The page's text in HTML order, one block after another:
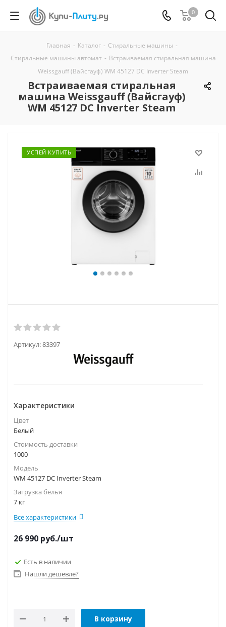
0
Главная - Каталог - Стиральные машины -
Стиральные машины автомат - Встраиваемая стиральная машина
Weissgauff (Вайсгауф) WM 45127 DC Inverter Steam
Встраиваемая стиральная
машина Weissgauff (Вайсгауф)
WM 45127 DC Inverter Steam
УСПЕЙ КУПИТЬ
Артикул:83397
Характеристики
Цвет
Белый
Стоимость доставки
1000
Модель
WM 45127 DC Inverter Steam
Загрузка белья
7 кг
Все характеристики
26 990 руб./шт
Есть в наличии
Нашли дешевле?
В корзину